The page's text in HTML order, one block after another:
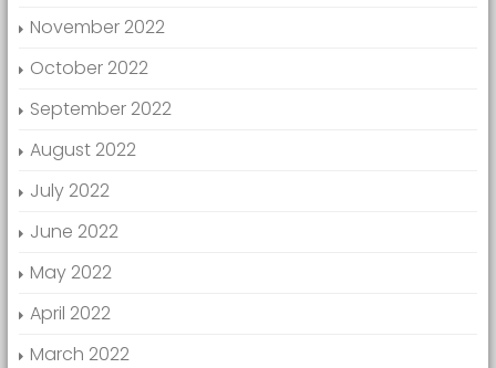
November 2022
October 2022
September 2022
August 2022
July 2022
June 2022
May 2022
April 2022
March 2022